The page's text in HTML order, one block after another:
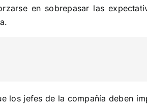
en sobrepasar las
los jefes de la compañía deben